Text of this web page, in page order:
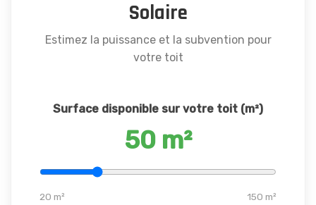
Solaire
Estimez la puissance et la subvention pour
votre toit
Surface disponible sur votre toit (m²)
50 m²
20 m² 150 m²